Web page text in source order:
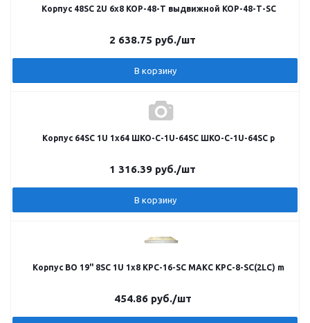
Корпус 48SC 2U 6х8 КОР-48-Т выдвижной КОР-48-Т-SC
2 638.75 руб./шт
В корзину
Корпус 64SC 1U 1х64 ШКО-С-1U-64SC ШКО-С-1U-64SC p
1 316.39 руб./шт
В корзину
Корпус ВО 19" 8SC 1U 1х8 КРС-16-SC МАКС КРС-8-SC(2LC) m
454.86руб./шт